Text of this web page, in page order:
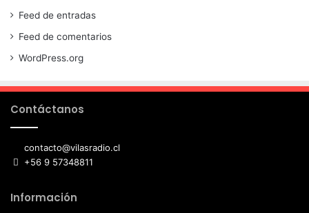
Feed de entradas
Feed de comentarios
WordPress.org
Contáctanos
contacto@vilasradio.cl
+56 9 57348811
Información